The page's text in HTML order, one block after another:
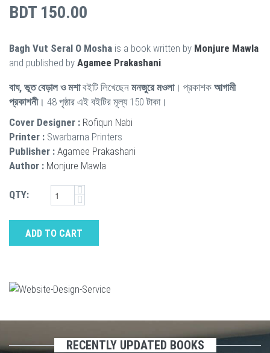
BDT 150.00
Bagh Vut Seral O Mosha is a book written by Monjure Mawla
and published by Agamee Prakashani
বাঘ, ভূত বেড়াল ও মশাবইটি লিখেছেন মনজুরে মওলা। প্রকাশক আগামী
প্রকাশনী। 48 পৃষ্ঠার এই বইটির মূল্য 150 টাকা।
Cover Designer : Rofiqun Nabi
Printer : Swarbarna Printers
Publisher : Agamee Prakashani
Author : Monjure Mawla
QTY:
ADD TO CART
RECENTLY UPDATED BOOKS